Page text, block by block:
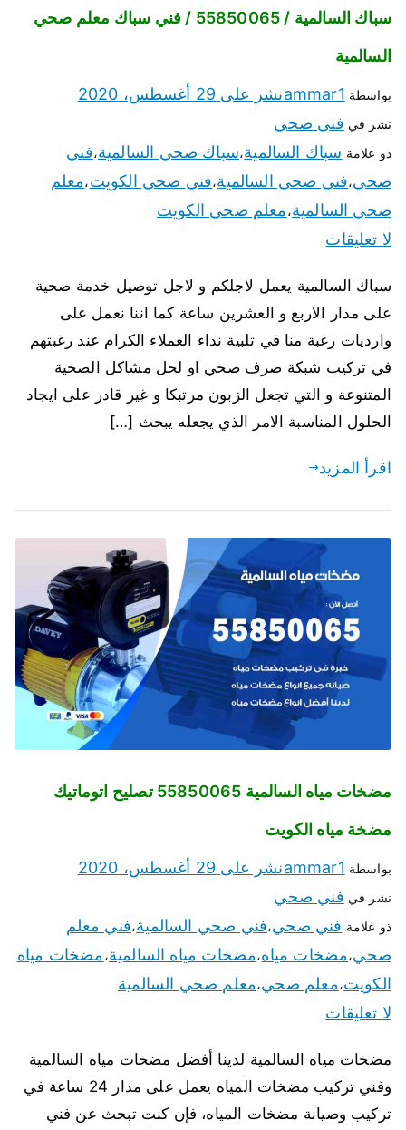
سباك السالمية / 55850065 / فني سباك معلم صحي
السالمية
بواسطة ammar1نشر على 29 أغسطس، 2020
نشر في فني صحي
ذو علامة سباك السالمية،سباك صحي السالمية،فني
صحي،فني صحي السالمية،فني صحي الكويت،معلم
صحي السالمية،معلم صحي الكويت
لا تعليقات
سباك السالمية يعمل لاجلكم و لاجل توصيل خدمة صحية
على مدار الاربع و العشرين ساعة كما اننا نعمل على
وارديات رغبة منا في تلبية نداء العملاء الكرام عند رغبتهم
في تركيب شبكة صرف صحي او لحل مشاكل الصحية
المتنوعة و التي تجعل الزبون مرتبكا و غير قادر على ايجاد
الحلول المناسبة الامر الذي يجعله يبحث […]
اقرأ المزيد
مضخات مياه السالمية 55850065 تصليح اتوماتيك
مضخة مياه الكويت
بواسطة ammar1نشر على 29 أغسطس، 2020
نشر في فني صحي
ذو علامة فني صحي،فني صحي السالمية،فني معلم
صحي،مضخات مياه،مضخات مياه السالمية،مضخات مياه
الكويت،معلم صحي،معلم صحي السالمية
لا تعليقات
مضخات مياه السالمية لدينا أفضل مضخات مياه السالمية
وفني تركيب مضخات المياه يعمل على مدار 24 ساعة في
تركيب وصيانة مضخات المياه، فإن كنت تبحث عن فني